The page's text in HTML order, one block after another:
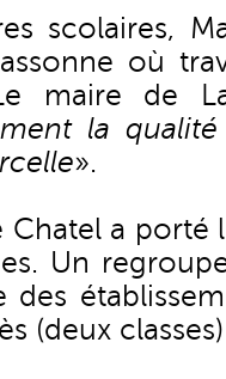
scolaires,
où
maire de
la
».
Chatel a porté
Un
(deux